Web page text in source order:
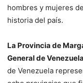
hombres y mujeres
historia del país.
La Provincia de
General de
de Venezuela